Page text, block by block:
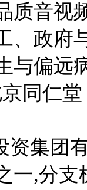
质音视
、政府
与偏远
同仁
资集团
一,分支